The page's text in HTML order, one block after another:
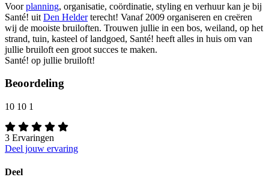
Voorplanning, organisatie, coördinatie, styling en verhuur kan je bij
Santé! uit Den Helderterecht! Vanaf 2009 organiseren en creëren
wij de mooiste bruiloften. Trouwen jullie in een bos, weiland, op het
strand, tuin, kasteel of landgoed, Santé! heeft alles in huis om van
jullie bruiloft een groot succes te maken.
Santé! op jullie bruiloft!
Beoordeling
10 10 1
3 Ervaringen
Deel jouw ervaring
Deel